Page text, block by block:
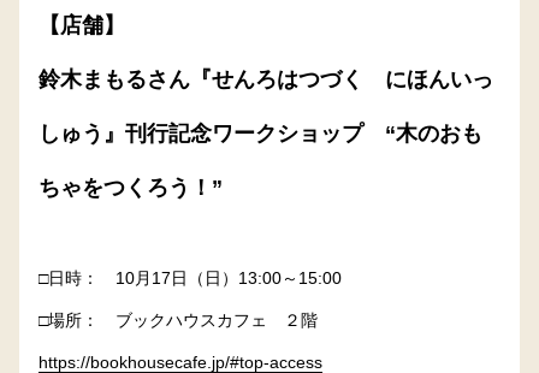
【店舗】
鈴木まもるさん『せんろはつづく にほんいっ
しゅう』刊行記念ワークショップ “木のおも
ちゃをつくろう！”
□日時： 10月17日（日）13:00～15:00
□場所： ブックハウスカフェ ２階
https://bookhousecafe.jp/#top-access